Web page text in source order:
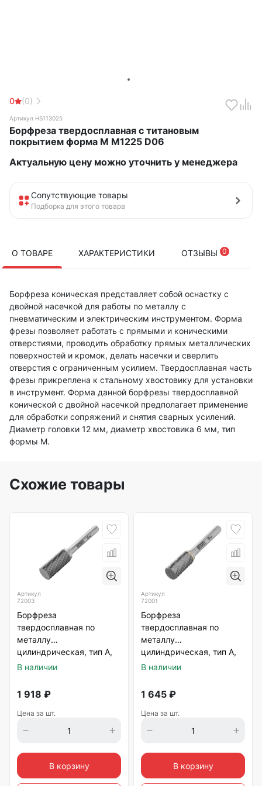
0 (0)
Артикул HS113025
Борфреза твердосплавная с титановым
покрытием форма M M1225 D06
Актуальную цену можно уточнить у менеджера
Сопутствующие товары
Подборка для этого товара
О ТОВАРЕ ХАРАКТЕРИСТИКИ ОТЗЫВЫ 0
Борфреза коническая представляет собой оснастку с
двойной насечкой для работы по металлу с
пневматическим и электрическим инструментом. Форма
фрезы позволяет работать с прямыми и коническими
отверстиями, проводить обработку прямых металлических
поверхностей и кромок, делать насечки и сверлить
отверстия с ограниченным усилием. Твердосплавная часть
фрезы прикреплена к стальному хвостовику для установки
в инструмент. Форма данной борфрезы твердосплавной
конической с двойной насечкой предполагает применение
для обработки сопряжений и снятия сварных усилений.
Диаметр головки 12 мм, диаметр хвостовика 6 мм, тип
формы M.
Схожие товары
Артикул
72003
Борфреза
твердосплавная по
металлу
цилиндрическая, тип А,
12 мм. Denzel
В наличии
1 918 ₽
Цена за шт.
В корзину
Артикул
72001
Борфреза
твердосплавная по
металлу
цилиндрическая, тип А,
10 мм. Denzel
В наличии
1 645 ₽
Цена за шт.
В корзину